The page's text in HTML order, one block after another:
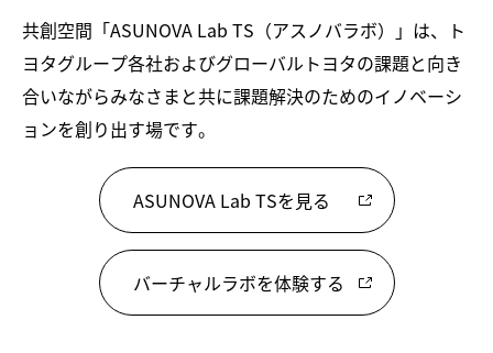
共創空間「ASUNOVA Lab TS（アスノバラボ）」は、ト
ヨタグループ各社およびグローバルトヨタの課題と向き
合いながらみなさまと共に課題解決のためのイノベーシ
ョンを創り出す場です。
ASUNOVA Lab TSを見る
バーチャルラボを体験する